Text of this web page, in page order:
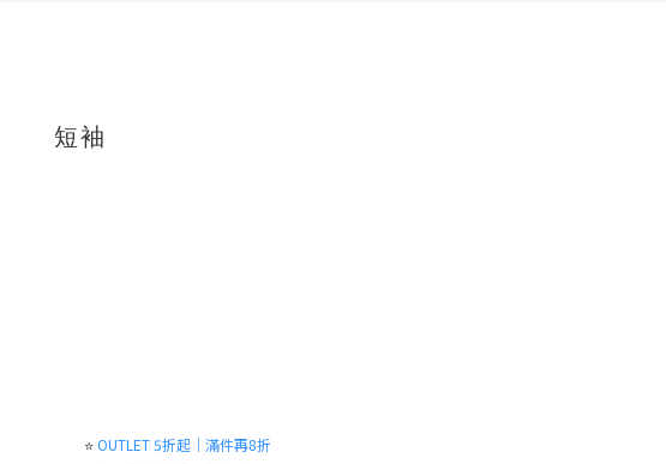
短袖
⭐OUTLET 5折起｜滿件再8折